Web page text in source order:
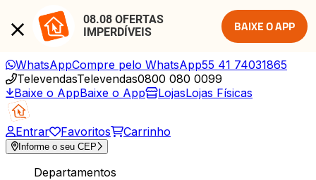
08.08 OFERTAS
IMPERDÍVEIS
BAIXE O APP
WhatsAppCompre pelo WhatsApp55 41 74031865
TelevendasTelevendas0800 080 0099
Baixe o AppBaixe o App LojasLojas Físicas
Entrar Favoritos Carrinho
Informe o seu CEP
Departamentos